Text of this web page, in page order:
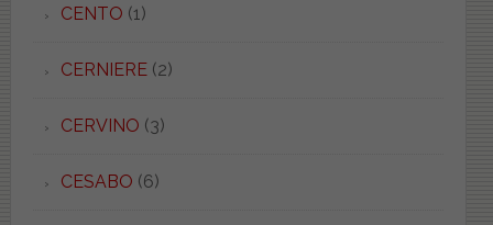
CENTO (1)
CERNIERE(2)
CERVINO (3)
CESABO (6)